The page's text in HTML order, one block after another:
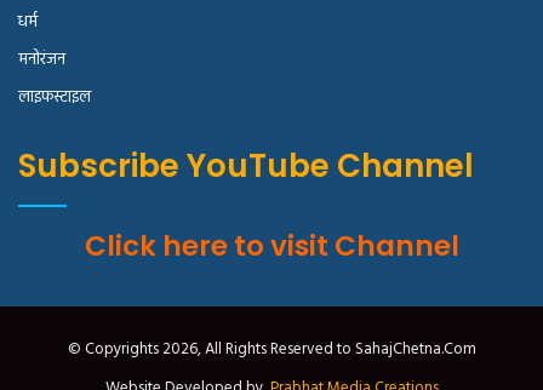
धर्म
मनोरंजन
लाइफस्टाइल
Subscribe YouTube Channel
Click here to visit Channel
© Copyrights 2026, All Rights Reserved to SahajChetna.Com